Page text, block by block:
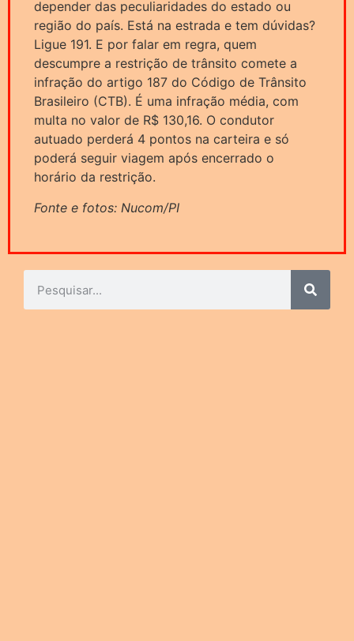
depender das peculiaridades do estado ou
região do país. Está na estrada e tem dúvidas?
Ligue 191. E por falar em regra, quem
descumpre a restrição de trânsito comete a
infração do artigo 187 do Código de Trânsito
Brasileiro (CTB). É uma infração média, com
multa no valor de R$ 130,16. O condutor
autuado perderá 4 pontos na carteira e só
poderá seguir viagem após encerrado o
horário da restrição.
Fonte e fotos: Nucom/PI